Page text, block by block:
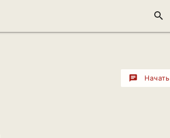
search
chat